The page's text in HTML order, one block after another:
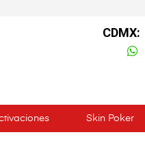
CDMX:
Skin Poker